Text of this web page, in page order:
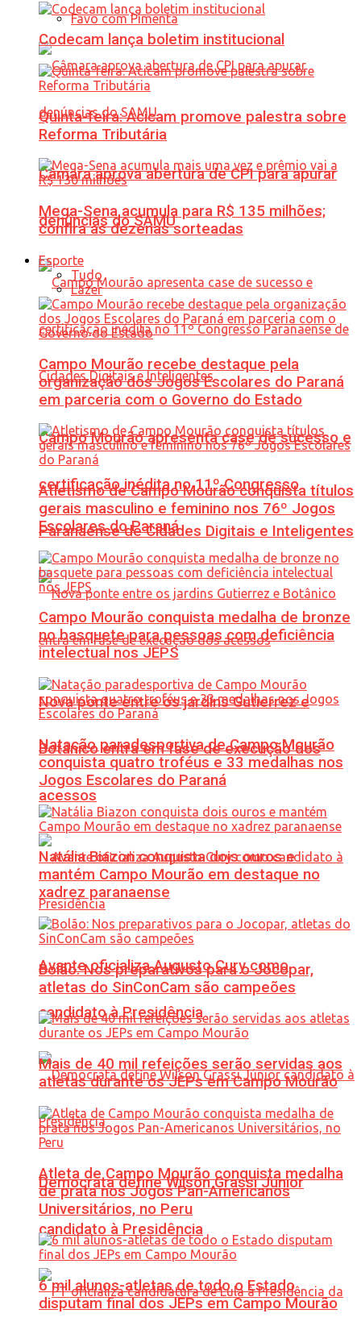
Favo com Pimenta
Câmara aprova abertura de CPI para apurar
denúncias do SAMU
Campo Mourão apresenta case de sucesso e
certificação inédita no 11º Congresso
Paranaense de Cidades Digitais e Inteligentes
Nova ponte entre os jardins Gutierrez e
Botânico entra em fase de execução dos
acessos
Avante oficializa Augusto Cury como
candidato à Presidência
Democrata define Wilson Grassi Júnior
candidato à Presidência
Codecam lança boletim institucional
Quinta-feira: Acicam promove palestra sobre
Reforma Tributária
Mega-Sena acumula para R$ 135 milhões;
confira as dezenas sorteadas
Esporte
Tudo
Lazer
Campo Mourão recebe destaque pela
organização dos Jogos Escolares do Paraná
em parceria com o Governo do Estado
Atletismo de Campo Mourão conquista títulos
gerais masculino e feminino nos 76º Jogos
Escolares do Paraná
Campo Mourão conquista medalha de bronze
no basquete para pessoas com deficiência
intelectual nos JEPS
Natação paradesportiva de Campo Mourão
conquista quatro troféus e 33 medalhas nos
Jogos Escolares do Paraná
Natália Biazon conquista dois ouros e
mantém Campo Mourão em destaque no
xadrez paranaense
Bolão: Nos preparativos para o Jocopar,
atletas do SinConCam são campeões
Mais de 40 mil refeições serão servidas aos
atletas durante os JEPs em Campo Mourão
Atleta de Campo Mourão conquista medalha
de prata nos Jogos Pan-Americanos
Universitários, no Peru
6 mil alunos-atletas de todo o Estado
disputam final dos JEPs em Campo Mourão